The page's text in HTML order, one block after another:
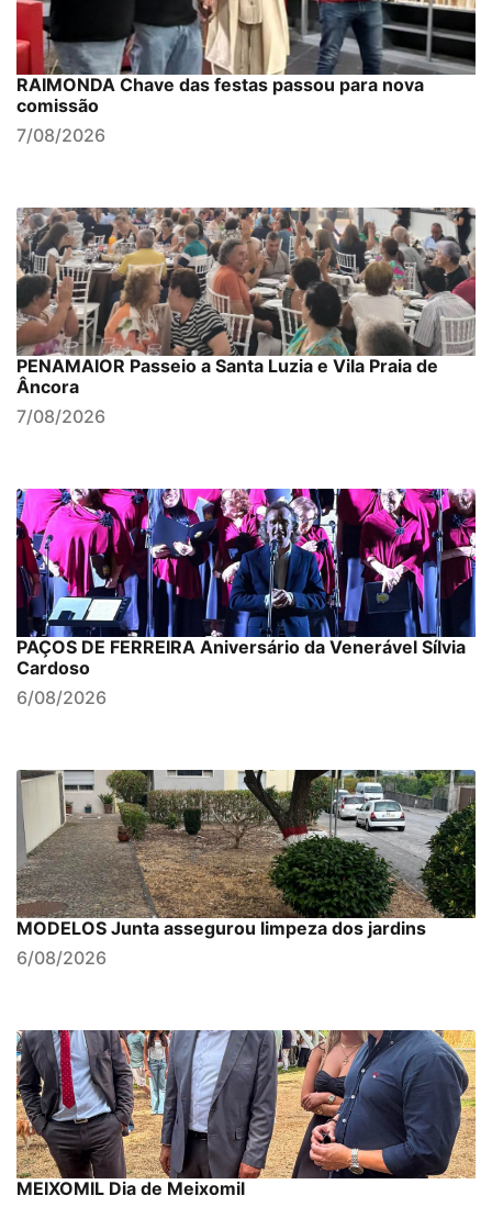
RAIMONDA Chave das festas passou para nova
comissão
7/08/2026
PENAMAIOR Passeio a Santa Luzia e Vila Praia de
Âncora
7/08/2026
PAÇOS DE FERREIRA Aniversário da Venerável Sílvia
Cardoso
6/08/2026
MODELOS Junta assegurou limpeza dos jardins
6/08/2026
MEIXOMIL Dia de Meixomil